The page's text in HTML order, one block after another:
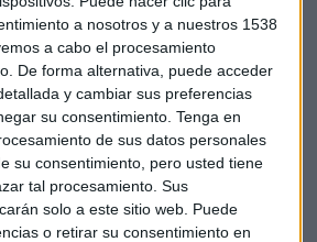
a nosotros y a nuestros 1538
a cabo el procesamiento
De forma alternativa, puede acceder
y cambiar sus preferencias
su consentimiento. Tenga en
de sus datos personales
su consentimiento, pero usted tiene
tal procesamiento. Sus
solo a este sitio web. Puede
o retirar su consentimiento en
y aun así tenemos un rango de
debido a la incertidumbre.
porque en España se ha
de contagio fuera de África.
lo que ha pasado en Madrid con la
Estados Unidos donde tuvimos el